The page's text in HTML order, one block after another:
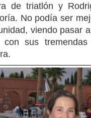
de triatlón y
No podía ser
viendo pasar
con sus